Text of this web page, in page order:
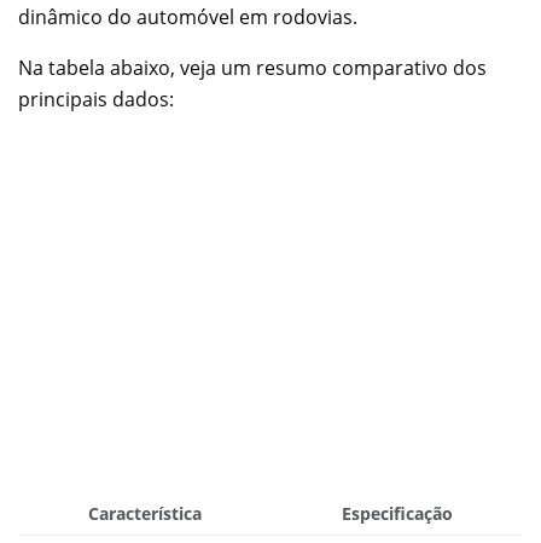
dinâmico do automóvel em rodovias.
Na tabela abaixo, veja um resumo comparativo dos
principais dados:
Característica
Especificação